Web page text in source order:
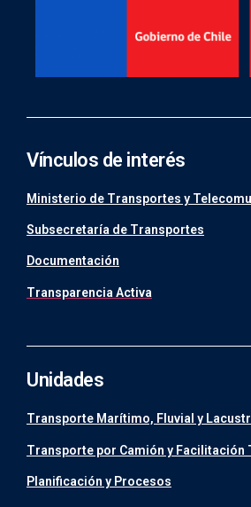
Vínculos de interés
Ministerio de Transportes y
Subsecretaría de Transportes
Documentación
Transparencia Activa
Unidades
Transporte Marítimo, Fluvial y
Transporte por Camión y Facilitación
Planificación y Procesos